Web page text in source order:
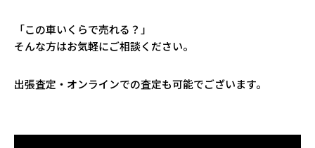
「この車いくらで売れる？」
そんな方はお気軽にご相談ください。
出張査定・オンラインでの査定も可能でございます。